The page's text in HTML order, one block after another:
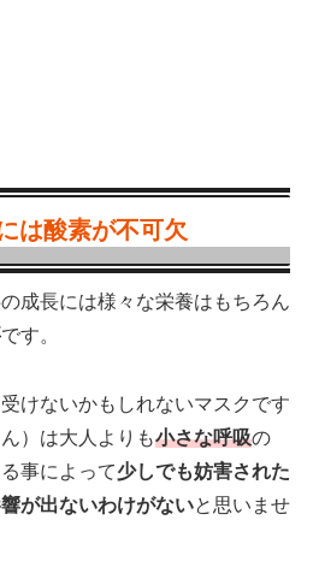
は酸素が不可欠
成長には様々な栄養はもちろん
です。
けないかもしれないマスクです
）は大人よりも小さな呼吸の
事によって少しでも妨害された
が出ないわけがないと思いませ